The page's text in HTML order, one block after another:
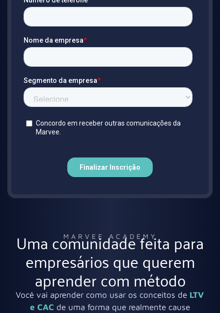
MARVEE ACADEMY
Uma comunidade feita para
empresários que querem
aprender com método
Você vai aprender como usar os conceitos de LTV
e CAC de uma forma que realmente cause